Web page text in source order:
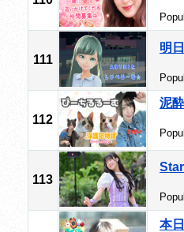
111
明
112
泥
113